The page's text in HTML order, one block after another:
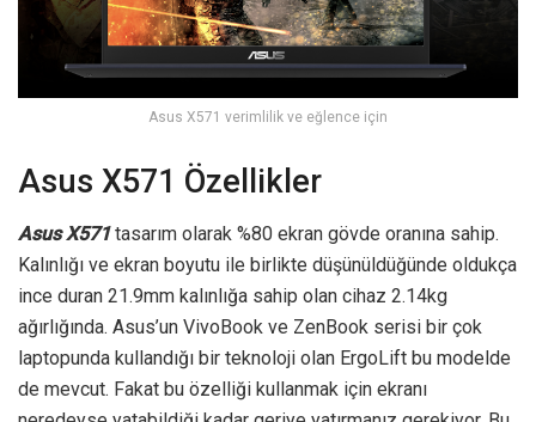
Asus X571 verimlilik ve eğlence için
Asus X571 Özellikler
Asus X571tasarım olarak %80 ekran gövde oranına sahip.
Kalınlığı ve ekran boyutu ile birlikte düşünüldüğünde oldukça
ince duran 21.9mm kalınlığa sahip olan cihaz 2.14kg
ağırlığında. Asus’un VivoBook ve ZenBook serisi bir çok
laptopunda kullandığı bir teknoloji olan ErgoLift bu modelde
de mevcut. Fakat bu özelliği kullanmak için ekranı